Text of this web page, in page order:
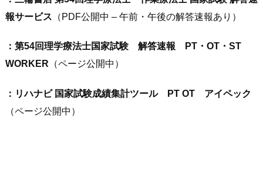
報サービス （PDF公開中 – 午前・午後の解答速報あり）
：第54回理学療法士国家試験 解答速報 PT・OT・ST
WORKER （ページ公開中）
：リハナビ 国家試験成績集計ツール PT OT アイペック
（ページ公開中）